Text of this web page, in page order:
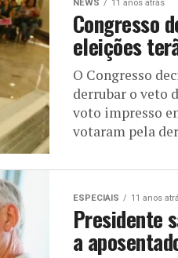
NEWS 11 anos atrás
Congresso
eleições
O Congresso
derrubar o veto
voto impresso
votaram pela
ESPECIAIS 11 anos
Presidente
a